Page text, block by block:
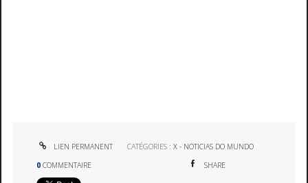
LIEN PERMANENT CATÉGORIES :X - NOTICIAS DO MUNDO
0 COMMENTAIRE SHARE